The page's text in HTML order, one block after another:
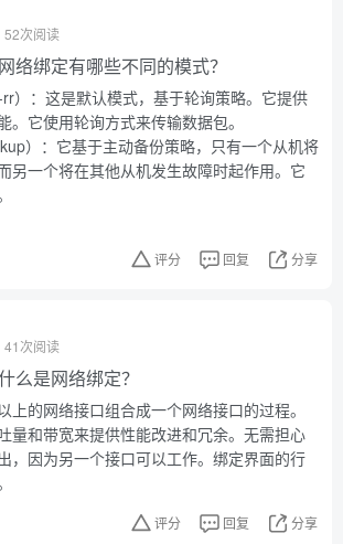
52次阅读
络绑定有哪些不同的模式？
）：这是默认模式，基于轮询策略。它提供
。它使用轮询方式来传输数据包。
）：它基于主动备份策略，只有一个从机将
另一个将在其他从机发生故障时起作用。它
评分 回复 分享
41次阅读
么是网络绑定？
上的网络接口组合成一个网络接口的过程。
量和带宽来提供性能改进和冗余。无需担心
，因为另一个接口可以工作。绑定界面的行
评分 回复 分享